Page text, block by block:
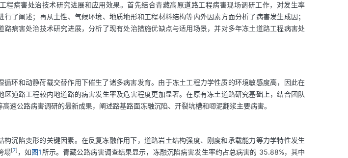
程病害处治技术研究进展和应用效果。首先结合青藏高原道路工程病害现场调研工作，对发生率
了阐述；再从土性、气候环境、地质地形和工程材料结构等内外因素方面分析了病害发生成因；
路病害处治技术研究进展，分析了现有处治措施优缺点与适用场景，并对多年冻土道路工程病害处
循环和动静荷载交替作用下催生了诸多病害发育。由于冻土工程力学性质的环境敏感度高，因此在
区道路工程较内地道路的病害发生率及危害程度更加显著。在原有冻土道路研究基础上，结合团队
速公路病害调研的最新成果，阐述路基路面冻融沉陷、开裂坑槽和唧泥翻浆主要病害。
构沉陷变形的关键因素。在反复冻融作用下，道路岩土结构强度、刚度和承载能力等力学特性发生
塌[7] ，如图1 所示。青藏公路病害调查结果显示，冻融沉陷病害发生率约占总病害的 35.88%，其中